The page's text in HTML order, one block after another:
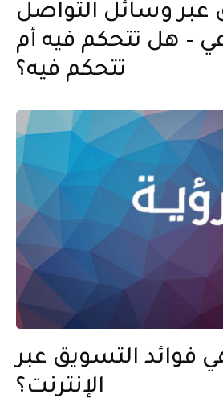
عبر وسائل التواصل
– هل تتحكم فيه أم
تتحكم فيه؟
فوائد التسويق عبر
الإنترنت؟